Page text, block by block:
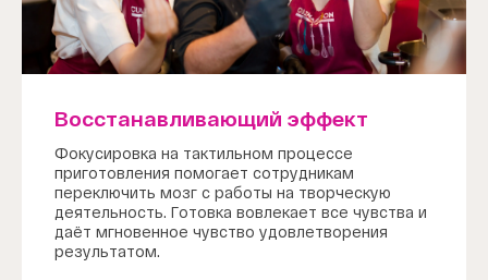
Восстанавливающий эффект
Фокусировка на тактильном процессе
приготовления помогает сотрудникам
переключить мозг с работы на творческую
деятельность. Готовка вовлекает все чувства и
даёт мгновенное чувство удовлетворения
результатом.